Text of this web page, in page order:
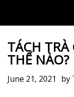
TÁCH
THẾ NÀO?
June 21, 2021 by